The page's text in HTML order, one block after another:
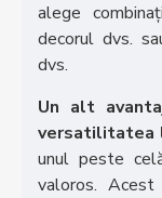
alege
decorul dvs.
dvs.
Un alt
versatilitatea
unul peste
valoros.